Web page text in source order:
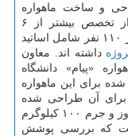
و ساخت ماهواره
«پیام» امیركبیر و ایستگاه های زمینی آن از تخصص بیشتر از ۶
دانشكده تخصصی بهره گرفته شده و بیشتر از ۱۱۰ نفر شامل اساتید
داشته اند. معاون
«پیام» دانشگاه
برای این ماهواره
طول عمر عملیاتی ۲ سال برای آن طراحی شده
است. وی افزود: ۶ گذر از پهنه ایران در هر روز و جرم ۱۰۰ كیلوگرم
كه بررسی پوشش